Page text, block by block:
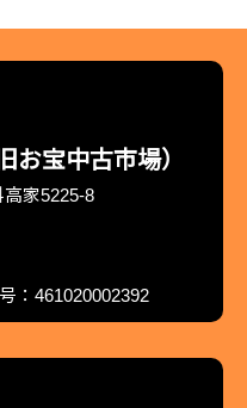
お宝中古市場）
家5225-8
：461020002392